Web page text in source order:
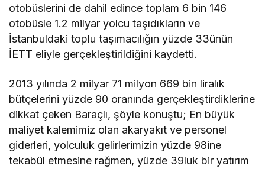
otobüslerini de dahil edince toplam 6 bin 146
otobüsle 1.2 milyar yolcu taşıdıkların ve
İstanbuldaki toplu taşımacılığın yüzde 33ünün
İETT eliyle gerçekleştirildiğini kaydetti.
2013 yılında 2 milyar 71 milyon 669 bin liralık
bütçelerini yüzde 90 oranında gerçekleştirdiklerine
dikkat çeken Baraçlı, şöyle konuştu; En büyük
maliyet kalemimiz olan akaryakıt ve personel
giderleri, yolculuk gelirlerimizin yüzde 98ine
tekabül etmesine rağmen, yüzde 39luk bir yatırım